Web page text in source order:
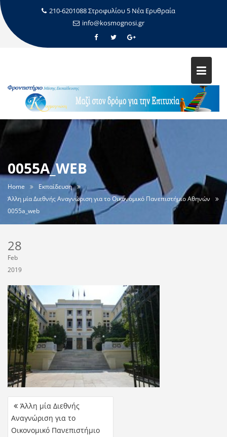
210-6201088 Στροφυλίου 5 Νέα Ερυθραία
info@kosmognosi.gr
0055A_WEB
Home
Εκπαίδευση
Άλλη μία Διεθνής Αναγνώριση για το Οικονομικό Πανεπιστήμιο Αθηνών
0055a_web
28
Feb
2019
Άλλη μία Διεθνής
Αναγνώριση για το
Οικονομικό Πανεπιστήμιο